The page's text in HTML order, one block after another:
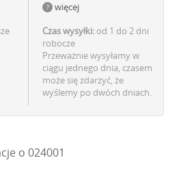
więcej
Czas wysyłki: od 1 do 2 dni
robocze
Przeważnie wysyłamy w
ciągu jednego dnia, czasem
może się zdarzyć, że
wyślemy po dwóch dniach.
o 024001